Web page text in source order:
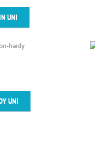
UNI
UNI